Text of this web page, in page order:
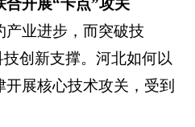
合开展“卡点”攻关
产业进步，而突破技
创新支撑。河北如何以
展核心技术攻关，受到